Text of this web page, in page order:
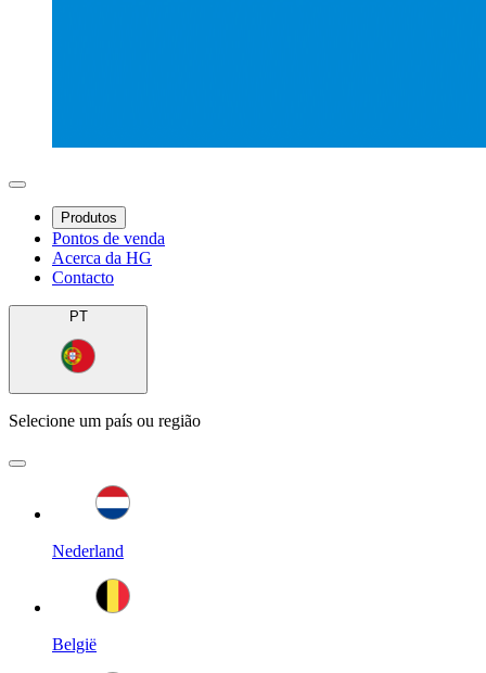
Produtos
Pontos de venda
Acerca da HG
Contacto
PT
Selecione um país ou região
Nederland
België